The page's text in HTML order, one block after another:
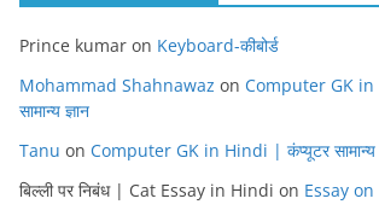
Prince kumar on Keyboard-कीबोर्ड
Mohammad Shahnawaz on Computer GK
सामान्य ज्ञान
Tanu on Computer GK in Hindi | कंप्यूटर सामान्य
बिल्ली पर निबंध | Cat Essay in Hindi on Essay on